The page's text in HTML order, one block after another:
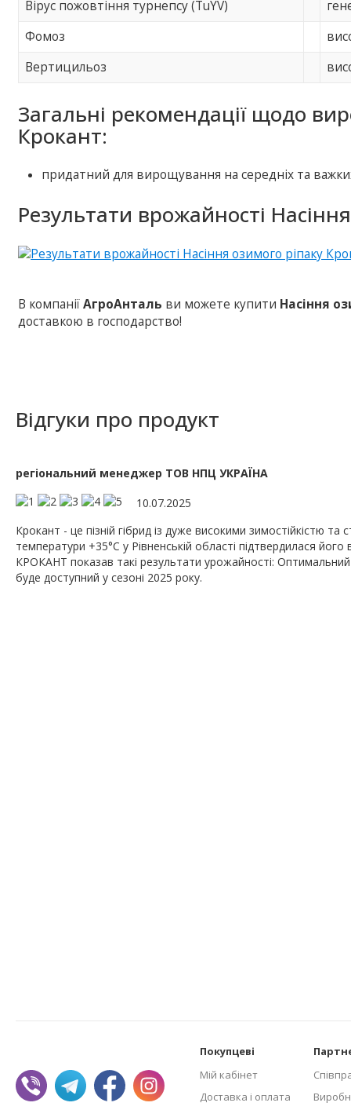
Вірус пожовтіння турнепсу (TuYV)
Фомоз
Вертицильоз
Загальні рекомендації щодо
Крокант:
придатний для вирощування на середніх та
Результати врожайності
В компаніїАгроАнталь ви можете купити Насіння
доставкою в господарство!
Відгуки про продукт
регіональний менеджер ТОВ НПЦ УКРАЇНА
10.07.2025
Крокант - це пізній гібрид із дуже високими зимостійкістю та
температури +35°С у Рівненській області підтвердилася його
КРОКАНТ показав такі результати урожайності:
буде доступний у сезоні 2025 року.
Покупцеві
Мій кабінет
Доставка і оплата